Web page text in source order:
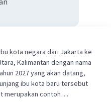
kota negara dari Jakarta ke
Kalimantan dengan nama
2027 yang akan datang,
ibu kota baru tersebut
merupakan contoh ....